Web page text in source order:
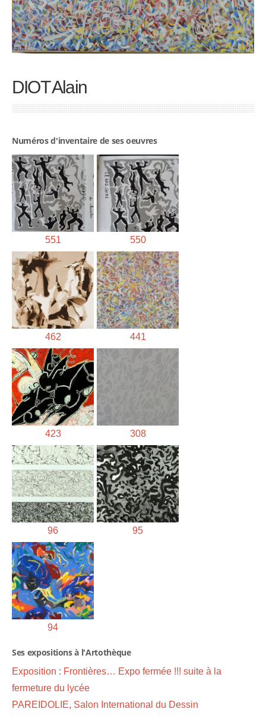
DIOT Alain
Numéros d'inventaire de ses oeuvres
551 550
462 441
423 308
96 95
94
Ses expositions à l'Artothèque
Exposition : Frontières… Expo fermée !!! suite à la
fermeture du lycée
PAREIDOLIE, Salon International du Dessin